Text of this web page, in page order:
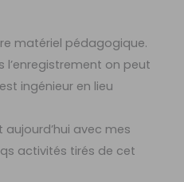
matériel pédagogique.
l’enregistrement on peut
ingénieur en lieu
avec mes
activités tirés de cet